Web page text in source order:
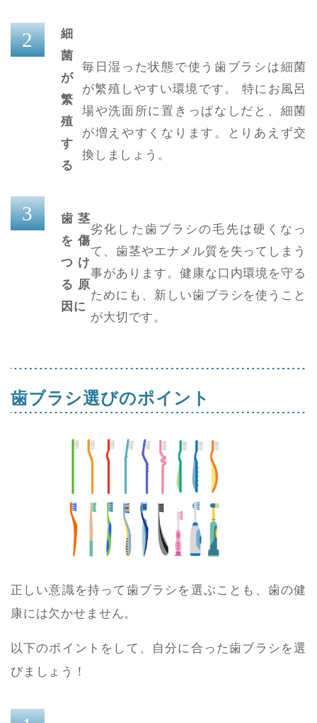
細
菌
が
繁
殖
す
る
毎日湿った状態で使う歯ブラシは細菌
が繁殖しやすい環境です。 特にお風呂
場や洗面所に置きっぱなしだと、細菌
が増えやすくなります。とりあえず交
換しましょう。
歯茎
を傷
つけ
る原
因に
劣化した歯ブラシの毛先は硬くなっ
て、歯茎やエナメル質を失ってしまう
事があります。健康な口内環境を守る
ためにも、新しい歯ブラシを使うこと
が大切です。
歯ブラシ選びのポイント
正しい意識を持って歯ブラシを選ぶことも、歯の健
康には欠かせません。
以下のポイントをして、自分に合った歯ブラシを選
びましょう！